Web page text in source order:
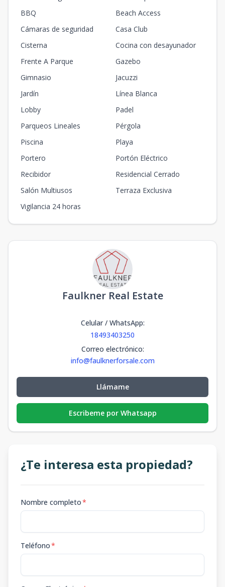
BBQ
Beach Access
Cámaras de seguridad
Casa Club
Cisterna
Cocina con desayunador
Frente A Parque
Gazebo
Gimnasio
Jacuzzi
Jardín
Línea Blanca
Lobby
Padel
Parqueos Lineales
Pérgola
Piscina
Playa
Portero
Portón Eléctrico
Recibidor
Residencial Cerrado
Salón Multiusos
Terraza Exclusiva
Vigilancia 24 horas
Faulkner Real Estate
Celular / WhatsApp:
18493403250
Correo electrónico:
info@faulknerforsale.com
Llámame
Escribeme por Whatsapp
¿Te interesa esta propiedad?
Nombre completo*
Teléfono*